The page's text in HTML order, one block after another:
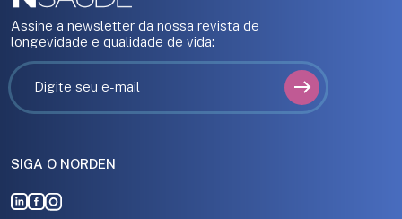
Assine a newsletter da nossa revista de
longevidade e qualidade de vida:
SIGA O NORDEN